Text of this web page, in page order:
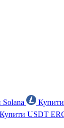
Купити USDT